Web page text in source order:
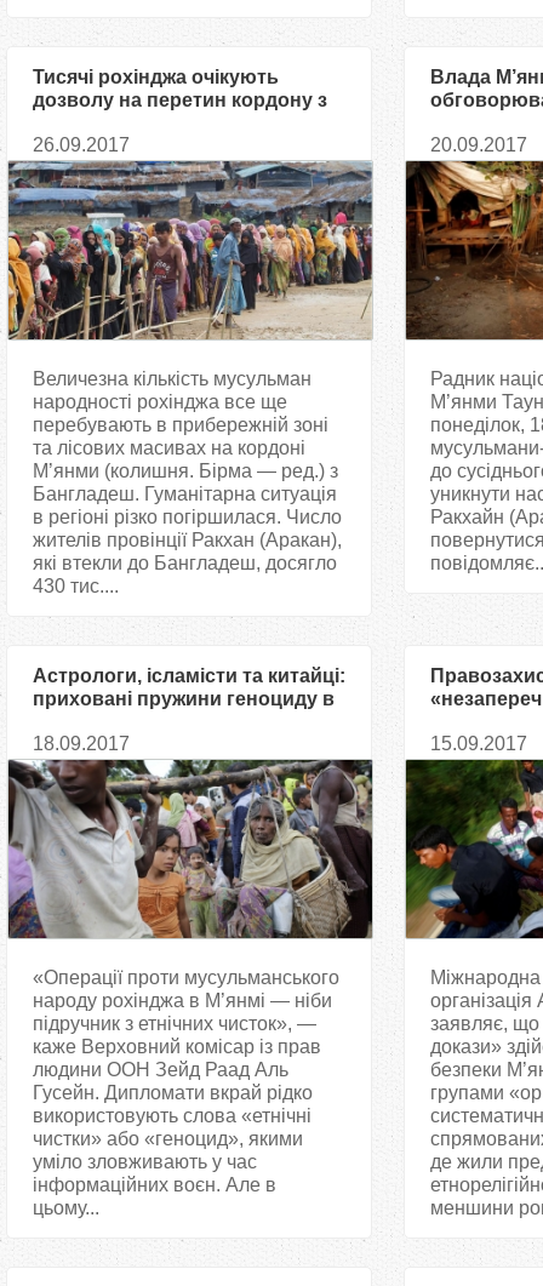
Тисячі рохінджа очікують
дозволу на перетин кордону з
26.09.2017
Величезна кількість мусульман
народності рохінджа все ще
перебувають в прибережній зоні
та лісових масивах на кордоні
М’янми (колишня. Бірма — ред.) з
Бангладеш. Гуманітарна ситуація
в регіоні різко погіршилася. Число
жителів провінції Ракхан (Аракан),
які втекли до Бангладеш, досягло
430 тис....
Влада
20.09.2017
Радник
М’янми
понеділок,
мусульмани-
до
уникнути
Ракхайн
Астрологи, ісламісти та китайці:
приховані пружини геноциду в
18.09.2017
«Операції проти мусульманського
народу рохінджа в М’янмі — ніби
підручник з етнічних чисток», —
каже Верховний комісар із прав
людини ООН Зейд Раад Аль
Гусейн. Дипломати вкрай рідко
використовують слова «етнічні
чистки» або «геноцид», якими
уміло зловживають у час
інформаційних воєн. Але в
цьому...
15.09.2017
заявляє, що
докази»
безпеки
групами
де жили
меншини